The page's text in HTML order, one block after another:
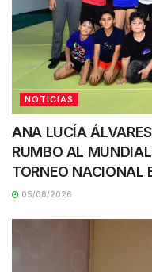
NOTICIAS
ANA LUCÍA
RUMBO AL
TORNEO NACIONAL
05/08/2026